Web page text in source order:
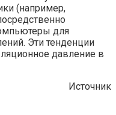
(например,
для
Эти тенденции
давление в
Источник